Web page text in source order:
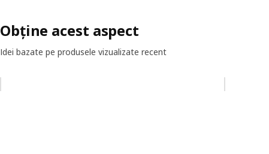
Obține acest aspect
Idei bazate pe produsele vizualizate recent